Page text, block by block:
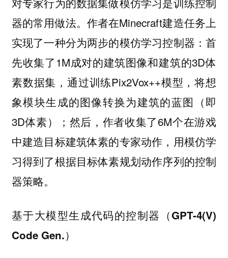
器的常用做法。作者在Minecraft建造任务上
实现了一种分为两步的模仿学习控制器：首
先收集了1M成对的建筑图像和建筑的3D体
素数据集，通过训练Pix2Vox++模型，将想
象模块生成的图像转换为建筑的蓝图（即
3D体素）；然后，作者收集了6M个在游戏
中建造目标建筑体素的专家动作，用模仿学
习得到了根据目标体素规划动作序列的控制
器策略。
基于大模型生成代码的控制器（GPT-4(V)
Code Gen.）